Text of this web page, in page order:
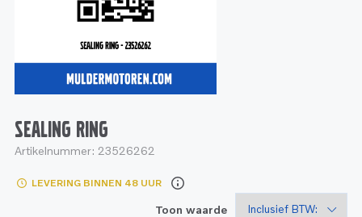
Onderdelen
Motoren
Onderdelen
Service
Motoren
Service en onderhoud
Reman - Bedrijfsvaart
SEALING RING
Artikelnummer: 23526262
LEVERING BINNEN 48 UUR
Toon waarde